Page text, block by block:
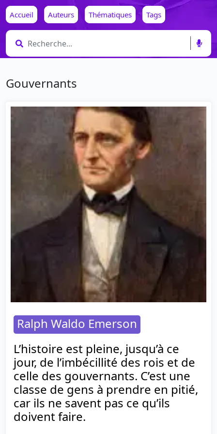
Accueil Auteurs Thématiques Tags
Gouvernants
Ralph Waldo Emerson
L’histoire est pleine, jusqu’à ce
jour, de l’imbécillité des rois et de
celle des gouvernants. C’est une
classe de gens à prendre en pitié,
car ils ne savent pas ce qu’ils
doivent faire.